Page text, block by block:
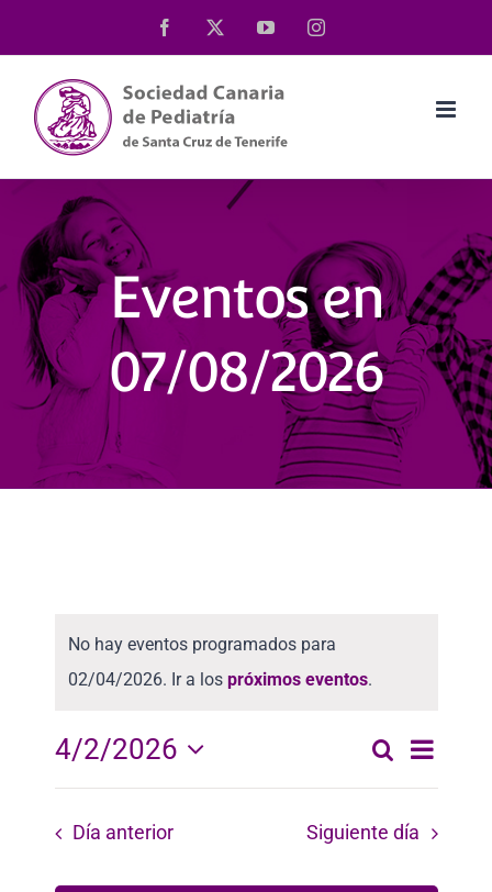
al
contenido
Facebook YouTubeInstagram
Eventos en
07/08/2026
No hay eventos programados para
02/04/2026. Ir a los próximos eventos.
de
Buscar
de
Día
4/2/2026
Seleccionar
Día anterior Siguiente día